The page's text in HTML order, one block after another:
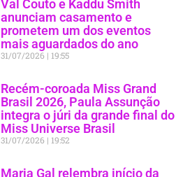
Val Couto e Kaddu Smith
anunciam casamento e
prometem um dos eventos
mais aguardados do ano
31/07/2026 19:55
Recém-coroada Miss Grand
Brasil 2026, Paula Assunção
integra o júri da grande final do
Miss Universe Brasil
31/07/2026 19:52
Maria Gal relembra início da